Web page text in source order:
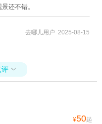
还不错。
去哪儿用户 2025-08-15
评 
¥50起